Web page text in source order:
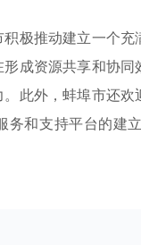
极推动建立一个
形成资源共享和协
此外，蚌埠市还
务和支持平台的建